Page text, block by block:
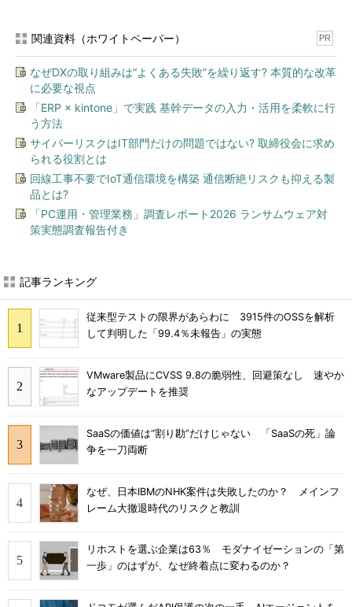
関連資料（ホワイトペーパー） PR
なぜDXの取り組みは“よくある失敗”を繰り返す? 本質的な改革
に必要な視点
「ERP × kintone」で実践 基幹データの入力・活用を柔軟に行
う方法
サイバーリスクはIT部門だけの問題ではない? 取締役会に求め
られる役割とは
回線工事不要でIoT通信環境を構築 通信断絶リスクも抑える製
品とは?
「PC運用・管理業務」調査レポート2026 ランサムウェア対
策実態調査報告付き
記事ランキング
従来型テストの限界があらわに 3915件のOSSを解析
して判明した「99.4％未報告」の実態
VMware製品にCVSS 9.8の脆弱性、回避策なし 速やか
なアップデートを推奨
SaaSの価値は“割り勘”だけじゃない 「SaaSの死」論
争を一刀両断
なぜ、日本IBMのNHK案件は失敗したのか？ メインフ
レーム大撤退時代のリスクと教訓
リホストを選ぶ企業は63％ モダナイゼーションの「第
一歩」のはずが、なぜ終着点に変わるのか？